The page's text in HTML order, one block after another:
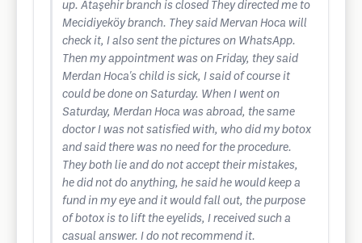
up. Ataşehir branch is closed They directed me to
Mecidiyeköy branch. They said Mervan Hoca will
check it, I also sent the pictures on WhatsApp.
Then my appointment was on Friday, they said
Merdan Hoca's child is sick, I said of course it
could be done on Saturday. When I went on
Saturday, Merdan Hoca was abroad, the same
doctor I was not satisfied with, who did my botox
and said there was no need for the procedure.
They both lie and do not accept their mistakes,
he did not do anything, he said he would keep a
fund in my eye and it would fall out, the purpose
of botox is to lift the eyelids, I received such a
casual answer. I do not recommend it.